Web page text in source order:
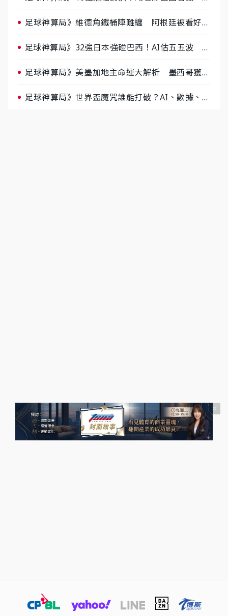
足球神算局》維德角鐵桶陣難纏 阿根廷被看好下
足球神算局》32強日本強碰巴西！AI估五五波 牛
足球神算局》美墨加地主命運大解析 墨西哥獲數
足球神算局》世界盃魔咒誰能打破？AI、數據、塔